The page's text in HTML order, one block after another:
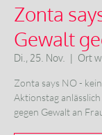
Zonta
Gewalt
Di., 25. Nov.
  |
Ort
Zonta says NO -
Aktionstag
gegen Gewalt an